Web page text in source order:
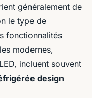
généralement de
le type de
fonctionnalités
modernes,
incluent souvent
design